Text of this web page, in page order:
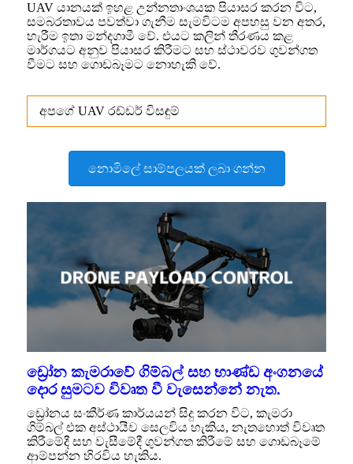
UAV යානයක් ඉහළ උන්නතාංශයක පියාසර කරන විට,
සමබරතාවය පවත්වා ගැනීම සැමවිටම අපහසු වන අතර,
හැරීම ඉතා මන්දගාමී වේ. එයට කලින් තීරණය කළ
මාර්ගයට අනුව පියාසර කිරීමට සහ ස්ථාවරව ගුවන්ගත
වීමට සහ ගොඩබෑමට නොහැකි වේ.
අපගේ UAV රඩ්ඩර් විසඳුම්
නොමිලේ සාම්පලයක් ලබා ගන්න
ඩ්‍රෝන කැමරාවේ ගිම්බල් සහ භාණ්ඩ අංගනයේ
දොර සුමටව විවෘත වී වැසෙන්නේ නැත.
ඩ්‍රෝනය සංකීර්ණ කාර්යයන් සිදු කරන විට, කැමරා
ගිම්බල් එක අස්ථායීව සෙලවිය හැකිය, නැතහොත් විවෘත
කිරීමේදී සහ වැසීමේදී ගුවන්ගත කිරීමේ සහ ගොඩබෑමේ
ආම්පන්න හිරවිය හැකිය.